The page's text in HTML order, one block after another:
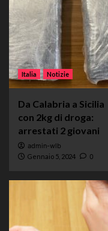
Italia Notizie
Da Calabria a Sicilia
con 2kg di droga:
arrestati 2 giovani
admin-wlb
Gennaio 5, 2024 0